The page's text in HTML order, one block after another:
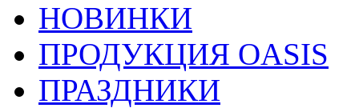
НОВИНКИ
ПРОДУКЦИЯ OASIS
ПРАЗДНИКИ